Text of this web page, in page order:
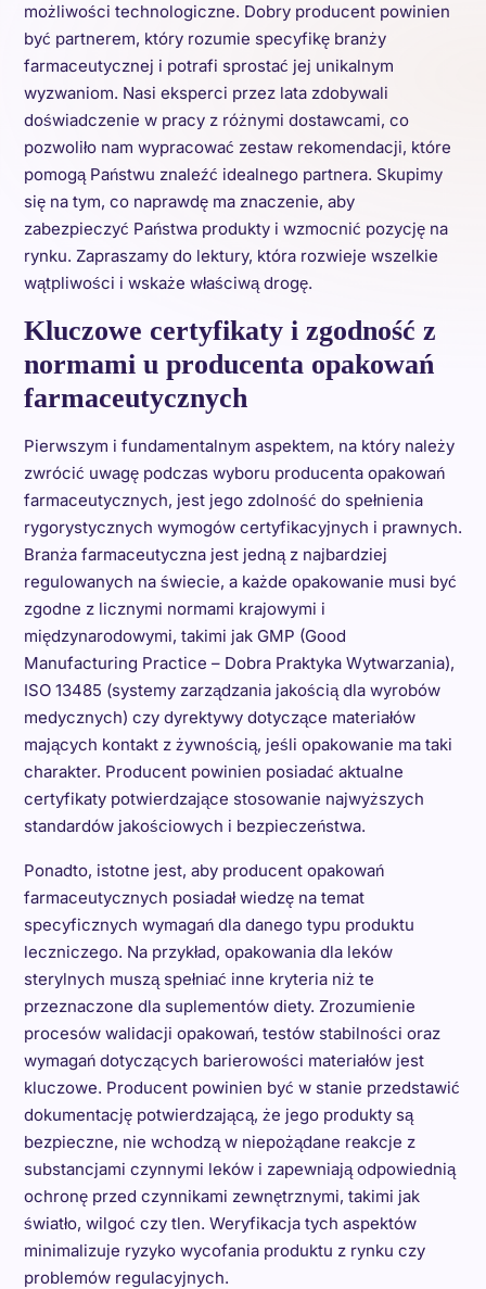
możliwości technologiczne. Dobry producent powinien
być partnerem, który rozumie specyfikę branży
farmaceutycznej i potrafi sprostać jej unikalnym
wyzwaniom. Nasi eksperci przez lata zdobywali
doświadczenie w pracy z różnymi dostawcami, co
pozwoliło nam wypracować zestaw rekomendacji, które
pomogą Państwu znaleźć idealnego partnera. Skupimy
się na tym, co naprawdę ma znaczenie, aby
zabezpieczyć Państwa produkty i wzmocnić pozycję na
rynku. Zapraszamy do lektury, która rozwieje wszelkie
wątpliwości i wskaże właściwą drogę.
Kluczowe certyfikaty i zgodność z
normami u producenta opakowań
farmaceutycznych
Pierwszym i fundamentalnym aspektem, na który należy
zwrócić uwagę podczas wyboru producenta opakowań
farmaceutycznych, jest jego zdolność do spełnienia
rygorystycznych wymogów certyfikacyjnych i prawnych.
Branża farmaceutyczna jest jedną z najbardziej
regulowanych na świecie, a każde opakowanie musi być
zgodne z licznymi normami krajowymi i
międzynarodowymi, takimi jak GMP (Good
Manufacturing Practice – Dobra Praktyka Wytwarzania),
ISO 13485 (systemy zarządzania jakością dla wyrobów
medycznych) czy dyrektywy dotyczące materiałów
mających kontakt z żywnością, jeśli opakowanie ma taki
charakter. Producent powinien posiadać aktualne
certyfikaty potwierdzające stosowanie najwyższych
standardów jakościowych i bezpieczeństwa.
Ponadto, istotne jest, aby producent opakowań
farmaceutycznych posiadał wiedzę na temat
specyficznych wymagań dla danego typu produktu
leczniczego. Na przykład, opakowania dla leków
sterylnych muszą spełniać inne kryteria niż te
przeznaczone dla suplementów diety. Zrozumienie
procesów walidacji opakowań, testów stabilności oraz
wymagań dotyczących barierowości materiałów jest
kluczowe. Producent powinien być w stanie przedstawić
dokumentację potwierdzającą, że jego produkty są
bezpieczne, nie wchodzą w niepożądane reakcje z
substancjami czynnymi leków i zapewniają odpowiednią
ochronę przed czynnikami zewnętrznymi, takimi jak
światło, wilgoć czy tlen. Weryfikacja tych aspektów
minimalizuje ryzyko wycofania produktu z rynku czy
problemów regulacyjnych.